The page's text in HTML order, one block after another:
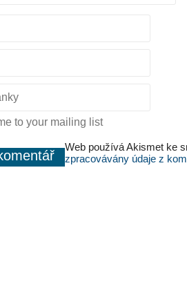
to your mailing list
Web používá Akismet ke
zpracovávány údaje z